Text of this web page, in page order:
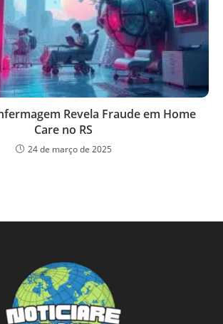
Revela Fraude em Home
Care no RS
24 de março de 2025